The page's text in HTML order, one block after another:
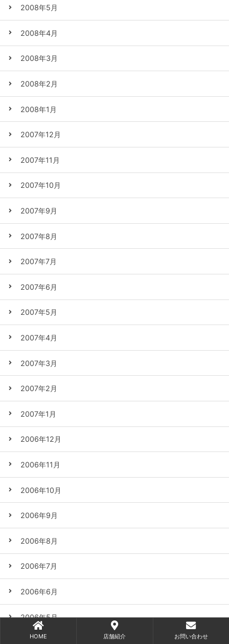
2008年5月
2008年4月
2008年3月
2008年2月
2008年1月
2007年12月
2007年11月
2007年10月
2007年9月
2007年8月
2007年7月
2007年6月
2007年5月
2007年4月
2007年3月
2007年2月
2007年1月
2006年12月
2006年11月
2006年10月
2006年9月
2006年8月
2006年7月
2006年6月
2006年5月
HOME 店舗紹介 お問い合わせ